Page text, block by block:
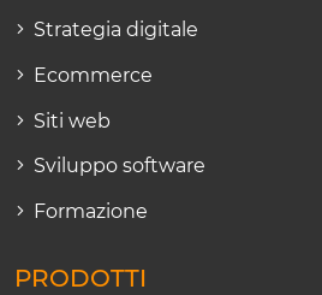
Strategia digitale
Ecommerce
Siti web
Sviluppo software
Formazione
PRODOTTI